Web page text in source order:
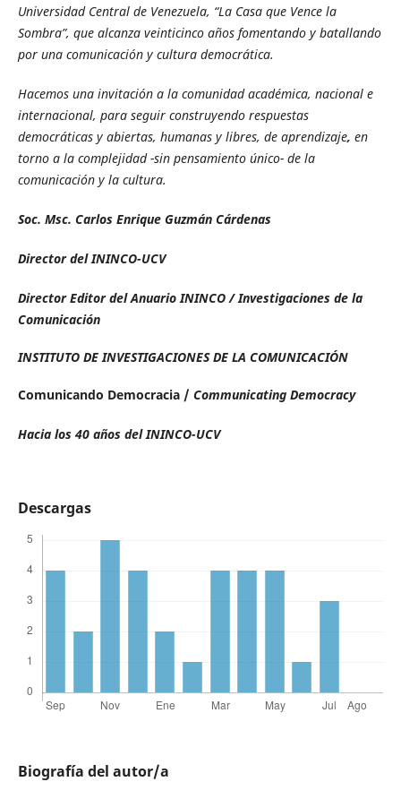
Universidad Central de Venezuela, “La Casa que Vence la
Sombra”, que alcanza veinticinco años fomentando y batallando
por una comunicación y cultura democrática.
Hacemos una invitación a la comunidad académica, nacional e
internacional, para seguir construyendo respuestas
democráticas y abiertas, humanas y libres, de aprendizaje, en
torno a la complejidad -sin pensamiento único- de la
comunicación y la cultura.
Soc. Msc. Carlos Enrique Guzmán Cárdenas
Director del ININCO-UCV
Director Editor del Anuario ININCO / Investigaciones de la
Comunicación
INSTITUTO DE INVESTIGACIONES DE LA COMUNICACIÓN
Comunicando Democracia / Communicating Democracy
Hacia los 40 años del ININCO-UCV
Descargas
Biografía del autor/a